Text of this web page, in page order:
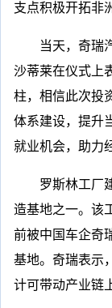
支点积极开拓非
当天，奇瑞
沙蒂莱在仪式上
柱，相信此次投
体系建设，提升
就业机会，助力
罗斯林工厂
造基地之一。该
前被中国车企奇
基地。奇瑞表示
计可带动产业链